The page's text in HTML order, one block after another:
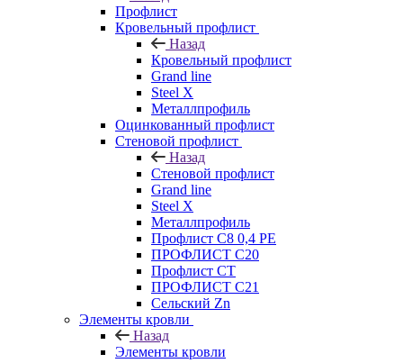
Профлист
Кровельный профлист
Назад
Кровельный профлист
Grand line
Steel X
Металлпрофиль
Оцинкованный профлист
Стеновой профлист
Назад
Стеновой профлист
Grand line
Steel X
Металлпрофиль
Профлист С8 0,4 РЕ
ПРОФЛИСТ С20
Профлист СТ
ПРОФЛИСТ С21
Сельский Zn
Элементы кровли
Назад
Элементы кровли